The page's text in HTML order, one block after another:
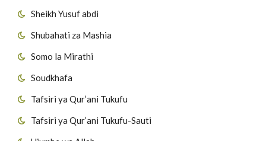
Sheikh Yusuf abdi
Shubahati za Mashia
Somo la Mirathi
Soudkhafa
Tafsiri ya Qur’ani Tukufu
Tafsiri ya Qur’ani Tukufu-Sauti